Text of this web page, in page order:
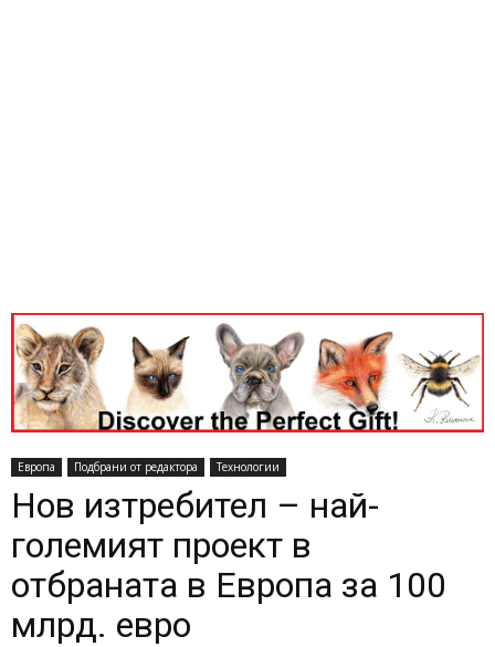
Европа Подбрани от редактора Технологии
Нов изтребител – най-
големият проект в
отбраната в Европа за 100
млрд. евро